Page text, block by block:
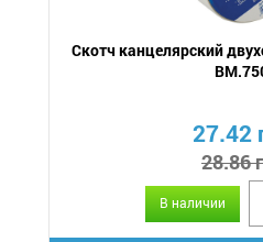
Скотч канцелярский
27.42
28.86
В наличии